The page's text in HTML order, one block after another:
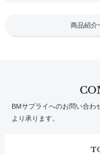
商品紹介
BMサプライへのお問い合わ
より承ります。